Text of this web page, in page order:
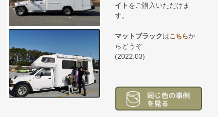
イト をご購入いただけま
す。
マットブラックはこちらか
らどうぞ
(2022.03)